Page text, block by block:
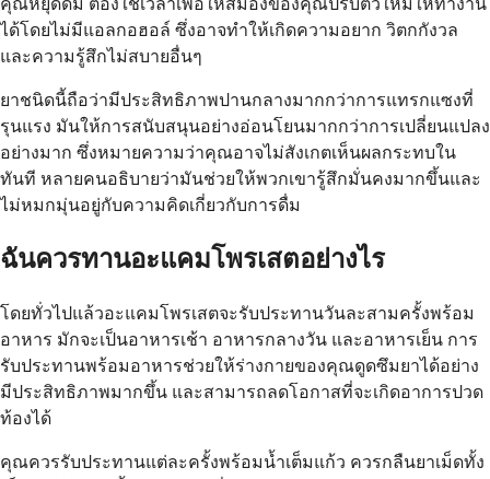
ได้โดยไม่มีแอลกอฮอล์ ซึ่งอาจทำให้เกิดความอยาก วิตกกังวล
และความรู้สึกไม่สบายอื่นๆ
ยาชนิดนี้ถือว่ามีประสิทธิภาพปานกลางมากกว่าการแทรกแซงที่
รุนแรง มันให้การสนับสนุนอย่างอ่อนโยนมากกว่าการเปลี่ยนแปลง
อย่างมาก ซึ่งหมายความว่าคุณอาจไม่สังเกตเห็นผลกระทบใน
ทันที หลายคนอธิบายว่ามันช่วยให้พวกเขารู้สึกมั่นคงมากขึ้นและ
ไม่หมกมุ่นอยู่กับความคิดเกี่ยวกับการดื่ม
ฉันควรทานอะแคมโพรเสตอย่างไร
โดยทั่วไปแล้วอะแคมโพรเสตจะรับประทานวันละสามครั้งพร้อม
อาหาร มักจะเป็นอาหารเช้า อาหารกลางวัน และอาหารเย็น การ
รับประทานพร้อมอาหารช่วยให้ร่างกายของคุณดูดซึมยาได้อย่าง
มีประสิทธิภาพมากขึ้น และสามารถลดโอกาสที่จะเกิดอาการปวด
ท้องได้
คุณควรรับประทานแต่ละครั้งพร้อมน้ำเต็มแก้ว ควรกลืนยาเม็ดทั้ง